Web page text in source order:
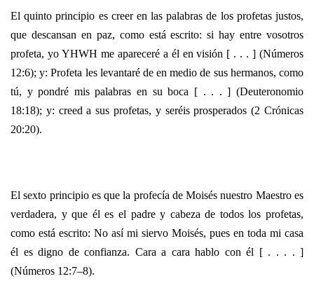
El quinto principio es creer en las palabras de los profetas justos,
que descansan en paz, como está escrito: si hay entre vosotros
profeta, yo YHWH me apareceré a él en visión [ . . . ] (Números
12:6); y: Profeta les levantaré de en medio de sus hermanos, como
tú, y pondré mis palabras en su boca [ . . . ] (Deuteronomio
18:18); y: creed a sus profetas, y seréis prosperados (2 Crónicas
20:20).
El sexto principio es que la profecía de Moisés nuestro Maestro es
verdadera, y que él es el padre y cabeza de todos los profetas,
como está escrito: No así mi siervo Moisés, pues en toda mi casa
él es digno de confianza. Cara a cara hablo con él [ . . . . ]
(Números 12:7–8).